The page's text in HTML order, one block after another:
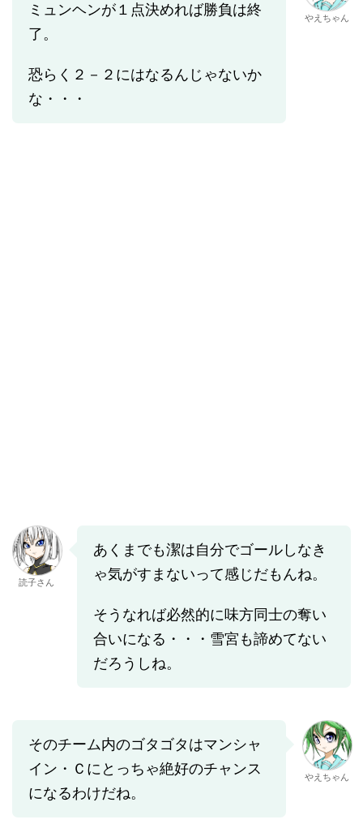
ミュンヘンが１点決めれば勝負は終
了。
恐らく２－２にはなるんじゃないか
な・・・
やえちゃん
読子さん
あくまでも潔は自分でゴールしなき
ゃ気がすまないって感じだもんね。
そうなれば必然的に味方同士の奪い
合いになる・・・雪宮も諦めてない
だろうしね。
そのチーム内のゴタゴタはマンシャ
イン・Ｃにとっちゃ絶好のチャンス
になるわけだね。
やえちゃん